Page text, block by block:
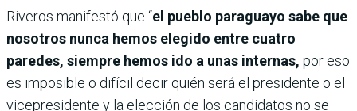
Riveros manifestó que “el pueblo paraguayo sabe que
nosotros nunca hemos elegido entre cuatro
paredes, siempre hemos ido a unas internas, por eso
es imposible o difícil decir quién será el presidente o el
vicepresidente y la elección de los candidatos no se